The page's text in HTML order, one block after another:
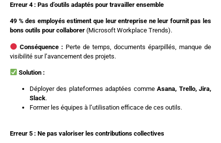
Erreur 4 : Pas d’outils adaptés pour travailler ensemble
49 % des employés estiment que leur entreprise ne leur fournit pas les
bons outils pour collaborer (Microsoft Workplace Trends).
Conséquence : Perte de temps, documents éparpillés, manque de
visibilité sur l’avancement des projets.
Solution :
Déployer des plateformes adaptées commeAsana, Trello, Jira,
Slack.
Former les équipes à l’utilisation efficace de ces outils.
Erreur 5 : Ne pas valoriser les contributions collectives